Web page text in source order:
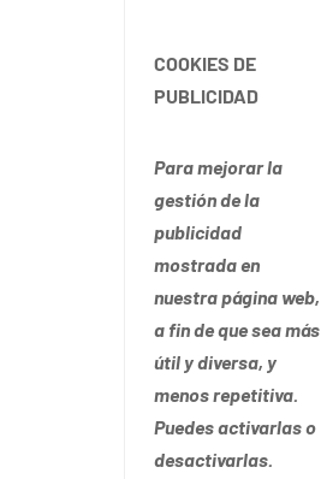
COOKIES DE
PUBLICIDAD
Para mejorar la
gestión de la
publicidad
mostrada en
nuestra página web,
a fin de que sea más
útil y diversa, y
menos repetitiva.
Puedes activarlas o
desactivarlas.